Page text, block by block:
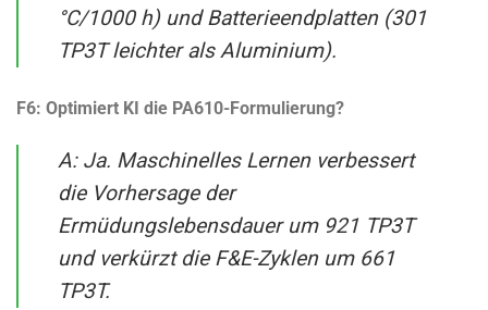
°C/1000 h) und Batterieendplatten (301
TP3T leichter als Aluminium).
F6: Optimiert KI die PA610-Formulierung?
A: Ja. Maschinelles Lernen verbessert
die Vorhersage der
Ermüdungslebensdauer um 921 TP3T
und verkürzt die F&E-Zyklen um 661
TP3T.